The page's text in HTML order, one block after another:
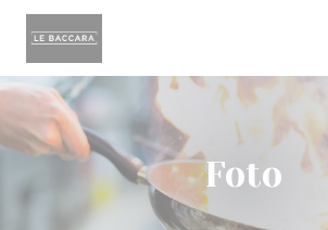
Personalizzazione delle tue scelte sui cookie
Foto